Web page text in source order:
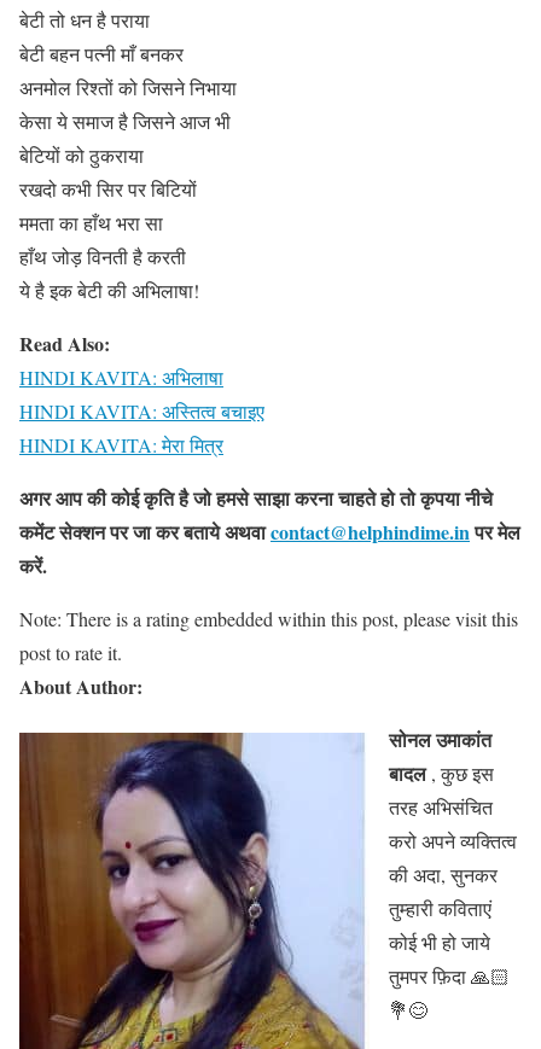
बेटी तो धन है पराया
बेटी बहन पत्नी माँ बनकर
अनमोल रिश्तों को जिसने निभाया
केसा ये समाज है जिसने आज भी
बेटियों को ठुकराया
रखदो कभी सिर पर बिटियों
ममता का हाँथ भरा सा
हाँथ जोड़ विनती है करती
ये है इक बेटी की अभिलाषा!
Read Also:
HINDI KAVITA: अभिलाषा
HINDI KAVITA: अस्तित्व बचाइए
HINDI KAVITA: मेरा मित्र
अगर आप की कोई कृति है जो हमसे साझा करना चाहते हो तो कृपया नीचे
कमेंट सेक्शन पर जा कर बतायेअथवाcontact@helphindime.inपर मेल
करें.
Note: There is a rating embedded within this post, please visit this
post to rate it.
About Author:
सोनल उमाकांत
बादल, कुछ इस
तरह अभिसंचित
करो अपने व्यक्तित्व
की अदा, सुनकर
तुम्हारी कविताएं
कोई भी हो जाये
तुमपर फ़िदा 🙏🏻
💐😊